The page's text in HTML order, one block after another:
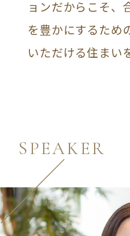
ョンだからこそ、
を豊かにするため
いただける住まい
SPEAKER